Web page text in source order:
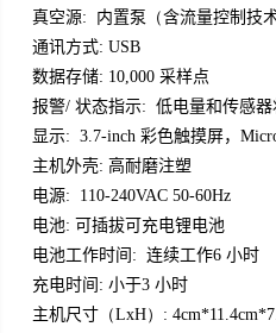
真空源: 内置泵 （含流量控制技
通讯方式: USB
数据存储: 10,000采样点
报警/状态指示:低电量和传感器
显示: 3.7-inch彩色触摸屏，
主机外壳: 高耐磨注塑
电源: 110-240VAC 50-60Hz
电池: 可插拔可充电锂电池
电池工作时间 :连续工作6小时
充电时间 :小于3小时
主机尺寸 （LxH）: